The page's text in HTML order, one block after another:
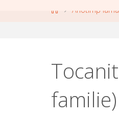
HomeAnotimp iarna
familie)